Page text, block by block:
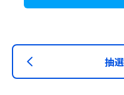
抽